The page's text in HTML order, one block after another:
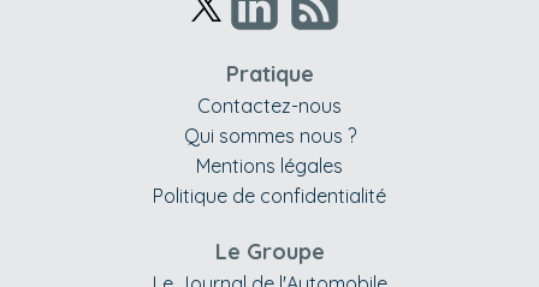
Pratique
Contactez-nous
Qui sommes nous ?
Mentions légales
Politique de confidentialité
Le Groupe